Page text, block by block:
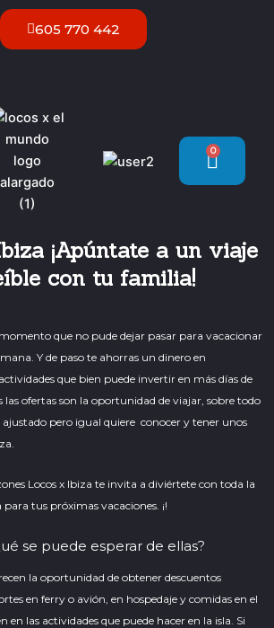
605 770 442
0
¡Apúntate a un viaje
con tu familia!
que no pude dejar pasar para vacacionar
Y de paso te ahorras un dinero en
que bien puede invertir en más días de
ofertas son la oportunidad de viajar, sobre todo
pero igual quiere conocer y tener unos
Locos x Ibiza te invita a diviértete con toda la
tus próximas vacaciones. ¡!
se puede esperar de ellas?
la oportunidad de obtener descuentos
en ferry o avión, en hospedaje y comidas en el
en las actividades que puede hacer en la isla. Si